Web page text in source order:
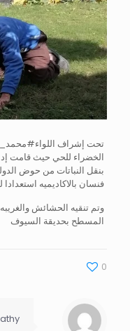
تحت إشراف
الخضراء للحي حيث قامت
بنقل النباتات من حوض
فنسان بالاكاديميه
وتم تنقيه الحشائش
المسطح بحديقة السيوف
0